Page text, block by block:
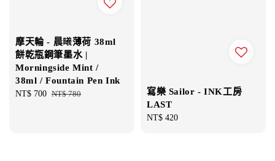
摩天輪 - 晨曦薄荷 38ml
餅乾瓶鋼筆墨水 |
Morningside Mint /
38ml / Fountain Pen Ink
Sale
NT$ 700 Regular
NT$ 780
寫樂 Sailor - INK工房
LAST
Regular
NT$ 420